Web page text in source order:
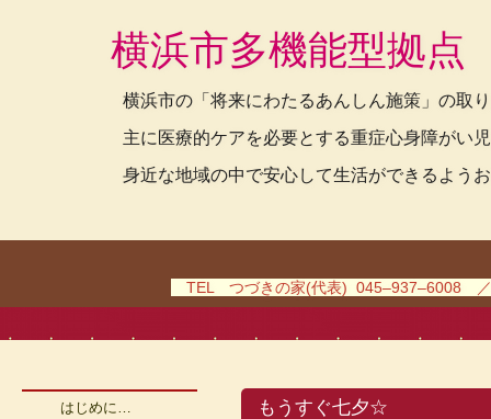
横浜市多機能型拠
横浜市の「将来にわたるあんしん施策」の取
主に医療的ケアを必要とする重症心身障がい
身近な地域の中で安心して生活ができるよう
TEL つづきの家(代表) 045–937–6008
もうすぐ七夕☆
はじめに…